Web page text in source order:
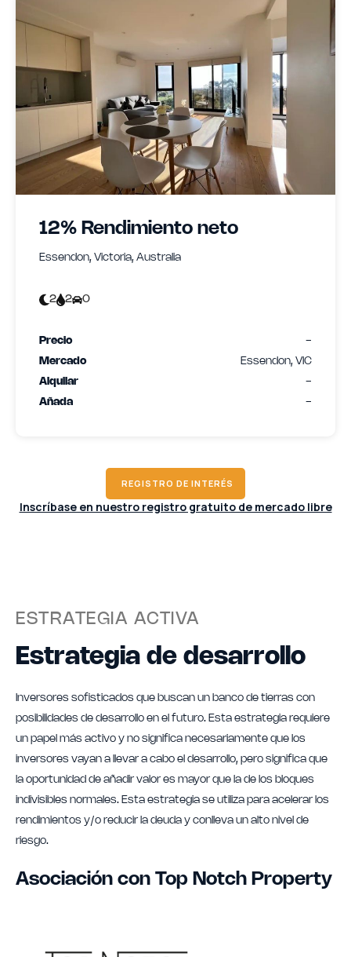
12% Rendimiento neto
Essendon, Victoria, Australia
2 2 0
Precio
-
Mercado
Essendon, VIC
Alquilar
-
Añada
-
REGISTRO DE INTERÉS
Inscríbase en nuestro registro gratuito de mercado libre
ESTRATEGIA ACTIVA
Estrategia de desarrollo
Inversores sofisticados que buscan un banco de tierras con
posibilidades de desarrollo en el futuro. Esta estrategia requiere
un papel más activo y no significa necesariamente que los
inversores vayan a llevar a cabo el desarrollo, pero significa que
la oportunidad de añadir valor es mayor que la de los bloques
indivisibles normales. Esta estrategia se utiliza para acelerar los
rendimientos y/o reducir la deuda y conlleva un alto nivel de
riesgo.
Asociación con Top Notch Property